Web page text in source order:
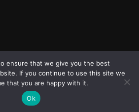
Services entreprises
Bons plans
Mode Lifestyle
Artisans
Assurances
Transports de personnes
ensure that we give you the best
If you continue to use this site we
that you are happy with it.
Ok